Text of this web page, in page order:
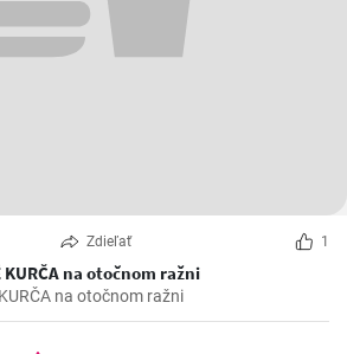
Zdieľať 1
KURČA na otočnom ražni
na otočnom ražni